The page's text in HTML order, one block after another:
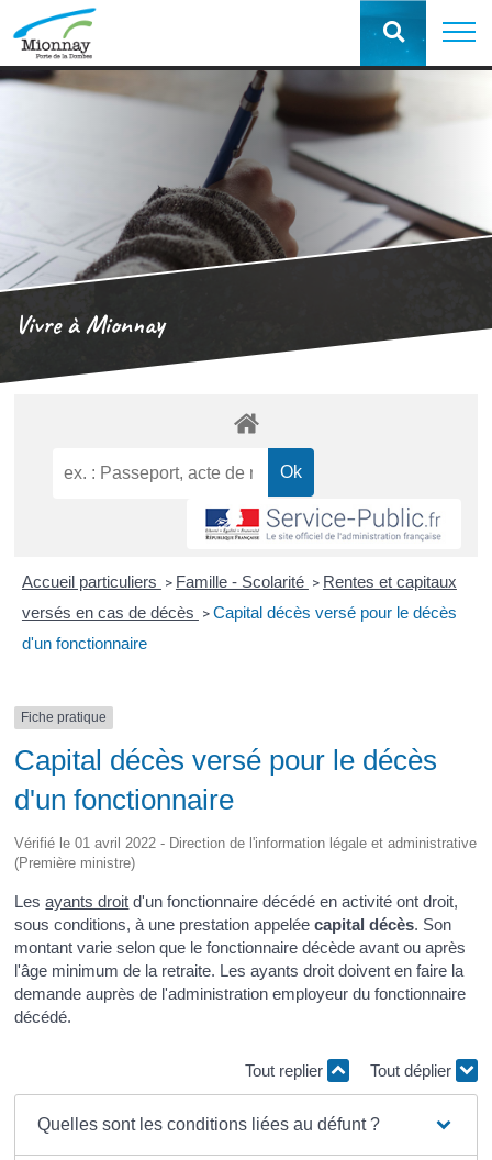
Vivre à Mionnay
Accueil particuliers > Famille - Scolarité > Rentes et capitaux
versés en cas de décès > Capital décès versé pour le décès
d'un fonctionnaire
Fiche pratique
Capital décès versé pour le décès
d'un fonctionnaire
Vérifié le 01 avril 2022 - Direction de l'information légale et administrative
(Première ministre)
Lesayants droit d'un fonctionnaire décédé en activité ont droit,
sous conditions, à une prestation appeléecapital décès. Son
montant varie selon que le fonctionnaire décède avant ou après
l'âge minimum de la retraite. Les ayants droit doivent en faire la
demande auprès de l'administration employeur du fonctionnaire
décédé.
Tout replier Tout déplier
Quelles sont les conditions liées au défunt ?